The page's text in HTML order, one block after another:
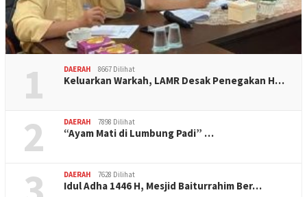
1 DAERAH 8667 Dilihat
Keluarkan Warkah, LAMR Desak Penegakan H…
2 DAERAH 7898 Dilihat
“Ayam Mati di Lumbung Padi” …
DAERAH 7628 Dilihat
Idul Adha 1446 H, Mesjid Baiturrahim Ber…